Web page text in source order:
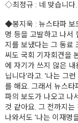
◇최정규 : 네 맞습니다.
◆봉지욱 : 뉴스타파
명 등을 고발하고 나서
지를 보냈다는 그 동료
씨도 국회 기자회견을
에 자기가 쓰지 않은
닙니다'라고. '나는 그
를 해요. 그래서 뉴스
파의 보도가 나오고 나
것 같아요. 그 전까지는
나와서도 '나는 이재명